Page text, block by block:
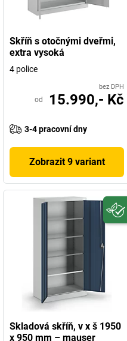
Skříň s otočnými dveřmi,
extra vysoká
4 police
bez DPH
od 15.990,- Kč
3-4 pracovní dny
Zobrazit 9 variant
Skladová skříň, v x š 1950
x 950 mm – mauser